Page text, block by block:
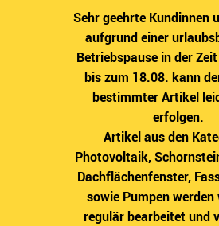
Sehr geehrte Kundinnen
aufgrund einer
Betriebspause in der
bis zum 18.08. kann
bestimmter Artikel
erfolgen.
Artikel aus den
Photovoltaik,
Dachflächenfenster,
sowie Pumpen
regulär bearbeitet und